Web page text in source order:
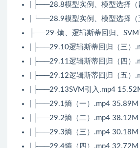
| ├──28.8模型实例、模型选择
| └──28.9模型实例、模型选择
├──29-熵、逻辑斯蒂回归、SVM
| ├──29.10逻辑斯蒂回归（三）
| ├──29.11逻辑斯蒂回归（四）
| ├──29.12逻辑斯蒂回归（五）
| ├──29.13SVM引入.mp4
| ├──29.1熵（一）.mp4 35.89M
| ├──29.2熵（二）.mp4 38.12M
| ├──29.3熵（三）.mp4 30.18M
| ├──29.4熵（四）.mp4 32.72M